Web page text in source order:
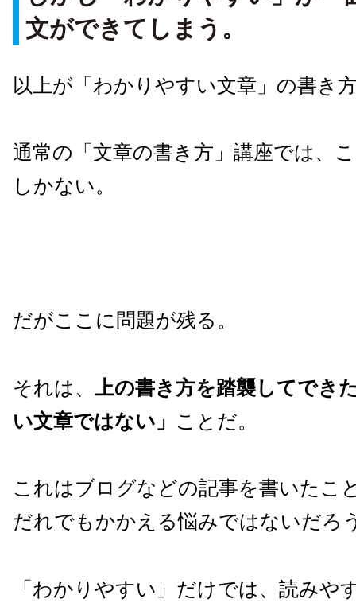
文ができてしまう。
以上が「わかりやすい文章」の書き
通常の「文章の書き方」講座では、
しかない。
だがここに問題が残る。
それは、 上の書き方を踏襲してでき
い文章ではない」 ことだ。
これはブログなどの記事を書いたこ
だれでもかかえる悩みではないだろ
「わかりやすい」だけでは、読みや